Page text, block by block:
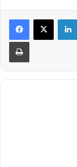
Imprimir